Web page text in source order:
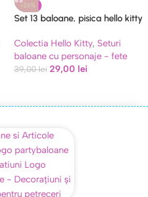
-26%
Set 13 baloane, pisica hello kitty
Colectia Hello Kitty, Seturi
baloane cu personaje - fete
39,00lei 29,00 lei